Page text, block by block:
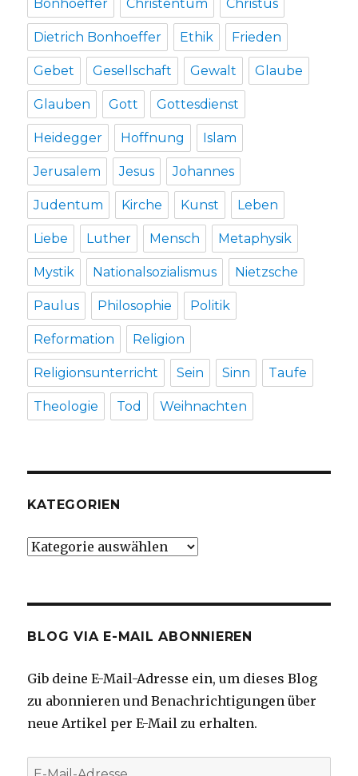
Bonhoeffer Christentum Christus
Dietrich Bonhoeffer Ethik Frieden
Gebet Gesellschaft Gewalt Glaube
Glauben Gott Gottesdienst
Heidegger Hoffnung Islam
Jerusalem Jesus Johannes
Judentum Kirche Kunst Leben
Liebe Luther Mensch Metaphysik
Mystik Nationalsozialismus Nietzsche
Paulus Philosophie Politik
Reformation Religion
Religionsunterricht Sein Sinn Taufe
Theologie Tod Weihnachten
KATEGORIEN
Kategorien
BLOG VIA E-MAIL ABONNIEREN
Gib deine E-Mail-Adresse ein, um dieses Blog
zu abonnieren und Benachrichtigungen über
neue Artikel per E-Mail zu erhalten.
E-